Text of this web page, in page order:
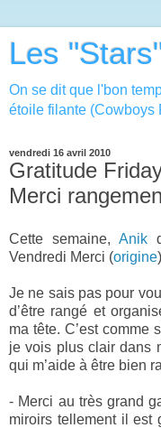
Les
On se dit que l'bon
étoile filante (Cowboys
vendredi 16 avril 2010
Gratitude
Merci
Cette semaine,Anik
Vendredi Merci (origine
Je ne sais pas pour
d’être rangé et
ma tête. C’est comme
je vois plus clair dans
qui m’aide à être bien
- Merci au très grand
miroirs tellement il est